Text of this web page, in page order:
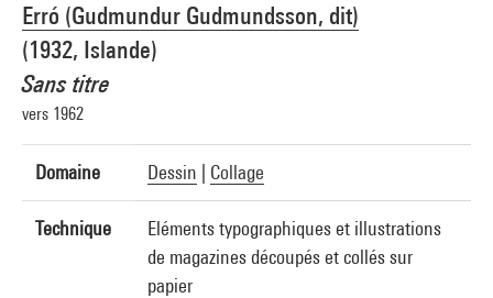
Erró (Gudmundur Gudmundsson, dit)
(1932, Islande)
Sans titre
vers 1962
Domaine Dessin Collage
Technique
Eléments typographiques et illustrations
de magazines découpés et collés sur
papier
Crédit photographique : Service de la documentation photographique du MNAM -
Centre Pompidou, MNAM-CCI
Réf. image : 4N09895